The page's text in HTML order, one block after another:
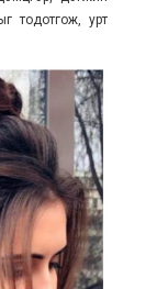
тодотгож, урт